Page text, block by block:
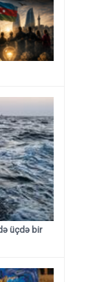
üçdə bir